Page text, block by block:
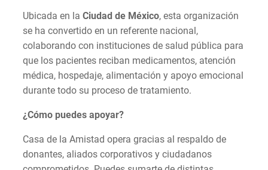
Ubicada en la Ciudad de México, esta organización
se ha convertido en un referente nacional,
colaborando con instituciones de salud pública para
que los pacientes reciban medicamentos, atención
médica, hospedaje, alimentación y apoyo emocional
durante todo su proceso de tratamiento.
¿Cómo puedes apoyar?
Casa de la Amistad opera gracias al respaldo de
donantes, aliados corporativos y ciudadanos